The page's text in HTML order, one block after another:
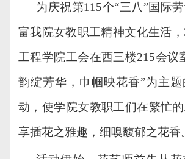
为庆祝第115个“三八”国际
富我院女教职工精神文化生活
工程学院工会在西三楼215会议
韵绽芳华，巾帼映花香”为主
动，使学院女教职工们在繁忙
享插花之雅趣，细嗅馥郁之花香